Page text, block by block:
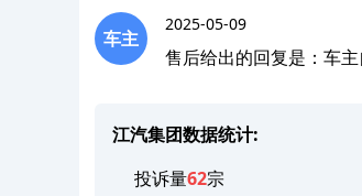
车主
2025-05-09
售后给出的回复是：车
江汽集团数据统计:
投诉量62宗